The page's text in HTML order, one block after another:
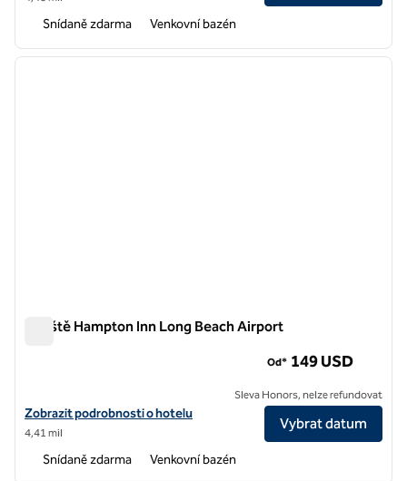
Snídaně zdarma Venkovní bazén
1 z 10
další
Letiště Hampton Inn Long Beach Airport
Zobrazit podrobnosti o hotelu na letišti Hampton Inn Long Beach
Zobrazit podrobnosti o hotelu
4,41 mil
Od* 149 USD
Sleva Honors, nelze refundovat
Vybrat datum
Snídaně zdarma Venkovní bazén